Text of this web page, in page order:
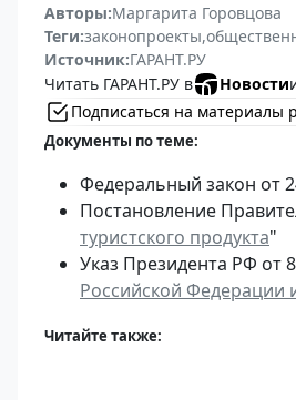
Авторы:Маргарита Горовцова
Теги:законопроекты,
Источник:ГАРАНТ.РУ
Читать ГАРАНТ.РУ в
Новости
Подписаться на материалы
Документы по теме:
Федеральный закон от
Постановление
туристского продукта"
Указ Президента РФ от
Российской Федерации
Читайте также: